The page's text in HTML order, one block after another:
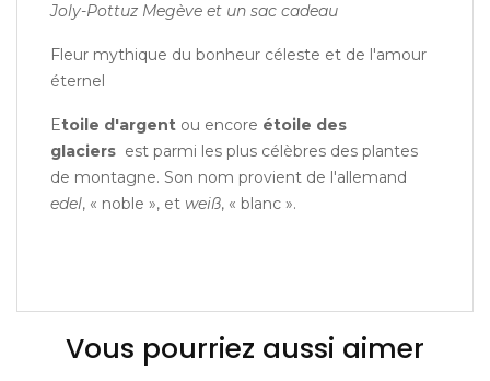
Joly-Pottuz Megève et un sac cadeau
Fleur mythique du bonheur céleste et de l'amour
éternel
Etoile d'argent ou encore étoile des
glaciers est parmi les plus célèbres des plantes
de montagne. Son nom provient de l'allemand
edel, « noble », et weiß, « blanc ».
Vous pourriez aussi aimer